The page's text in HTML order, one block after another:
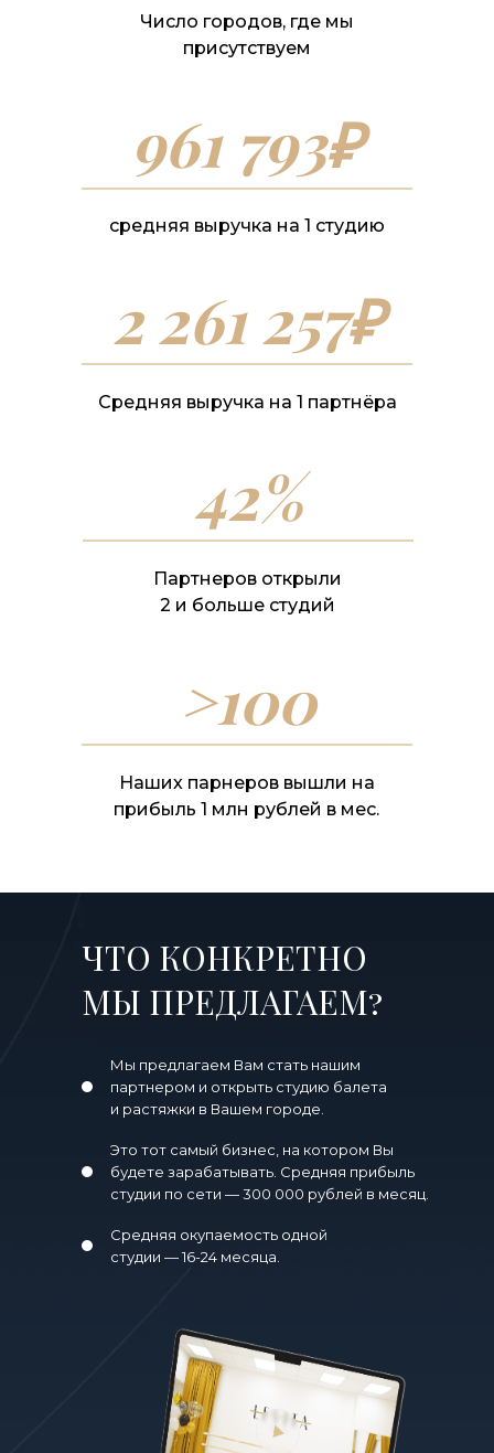
Число городов, где мы
присутствуем
961 793₽
средняя выручка на 1 студию
2 261 257₽
Средняя выручка на 1 партнёра
42%
Партнеров открыли
2 и больше студий
>100
Наших парнеров вышли на
прибыль 1 млн рублей в мес.
ЧТО КОНКРЕТНО
МЫ ПРЕДЛАГАЕМ?
Мы предлагаем Вам стать нашим
партнером и открыть студию балета
и растяжки в Вашем городе.
Это тот самый бизнес, на котором Вы
будете зарабатывать. Средняя прибыль
студии по сети — 300 000 рублей в месяц.
Средняя окупаемость одной
студии — 16-24 месяца.